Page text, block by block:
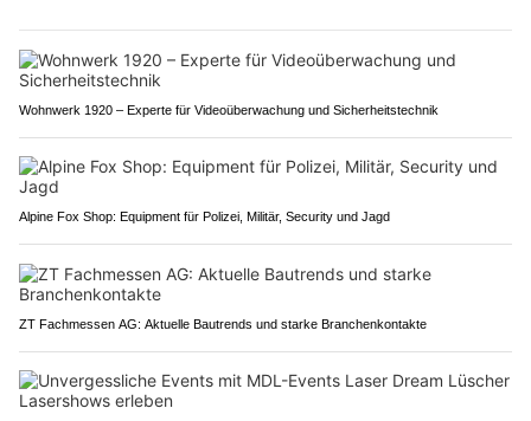
Wohnwerk 1920 – Experte für Videoüberwachung und Sicherheitstechnik
Alpine Fox Shop: Equipment für Polizei, Militär, Security und Jagd
ZT Fachmessen AG: Aktuelle Bautrends und starke Branchenkontakte